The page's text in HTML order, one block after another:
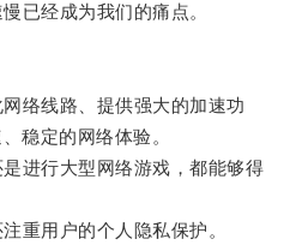
经成为我们的痛点。
线路、提供强大的加速功
稳定的网络体验。
行大型网络游戏，都能够得
用户的个人隐私保护。